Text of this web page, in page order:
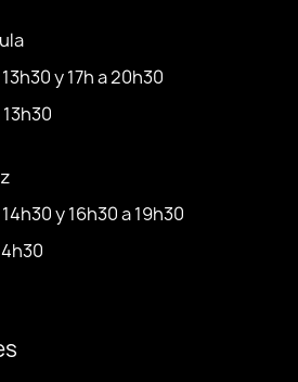
y 17h a 20h30
y 16h30 a 19h30